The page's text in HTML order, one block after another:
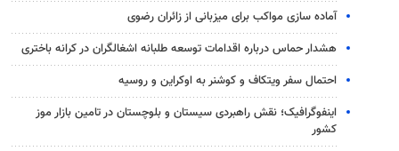
آماده سازی مواکب برای میزبانی از زائران رضوی
هشدار حماس درباره اقدامات توسعه طلبانه اشغالگران در کرانه باختری
احتمال سفر ویتکاف و کوشنر به اوکراین و روسیه
اینفوگرافیک؛ نقش راهبردی سیستان و بلوچستان در تامین بازار موز
کشور